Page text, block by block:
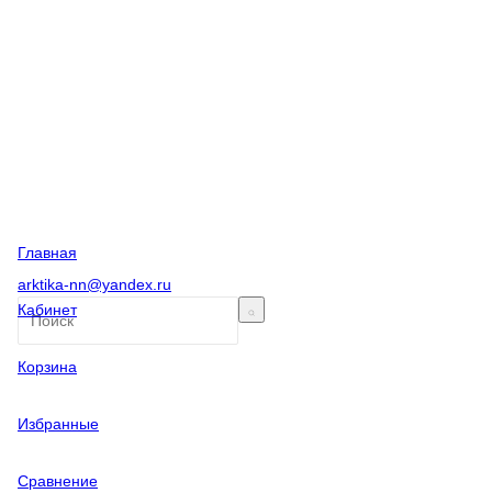
arktika-nn@yandex.ru
Главная
Кабинет
Корзина
Избранные
Сравнение